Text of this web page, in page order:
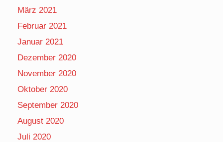
März 2021
Februar 2021
Januar 2021
Dezember 2020
November 2020
Oktober 2020
September 2020
August 2020
Juli 2020